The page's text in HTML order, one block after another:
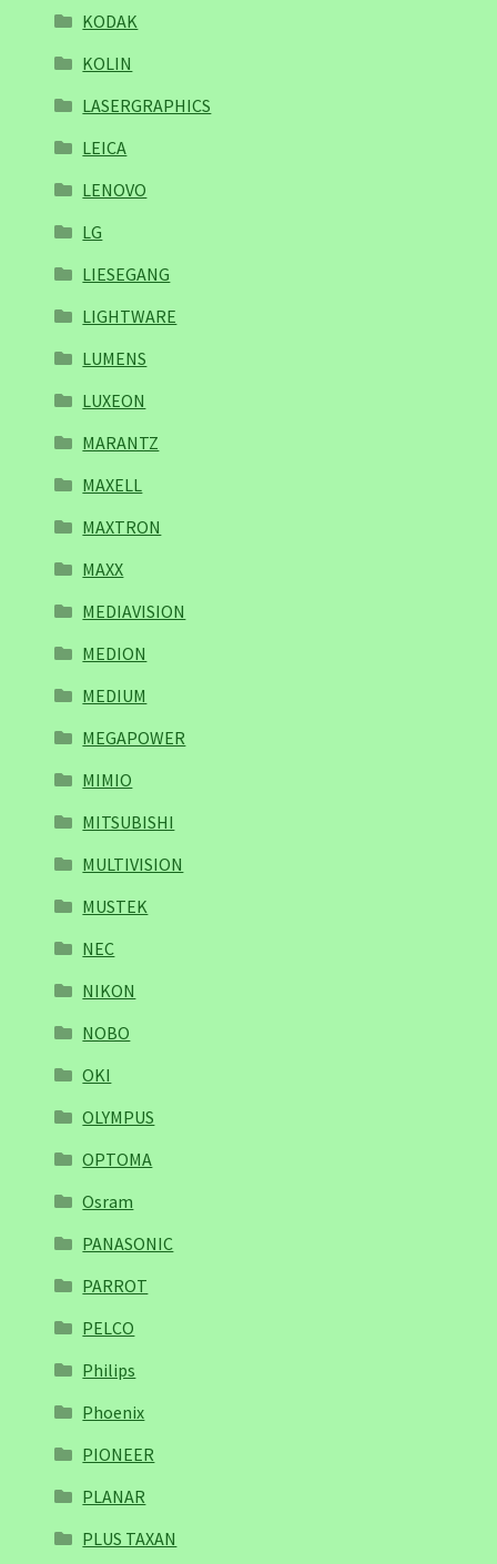
KODAK
KOLIN
LASERGRAPHICS
LEICA
LENOVO
LG
LIESEGANG
LIGHTWARE
LUMENS
LUXEON
MARANTZ
MAXELL
MAXTRON
MAXX
MEDIAVISION
MEDION
MEDIUM
MEGAPOWER
MIMIO
MITSUBISHI
MULTIVISION
MUSTEK
NEC
NIKON
NOBO
OKI
OLYMPUS
OPTOMA
Osram
PANASONIC
PARROT
PELCO
Philips
Phoenix
PIONEER
PLANAR
PLUS TAXAN